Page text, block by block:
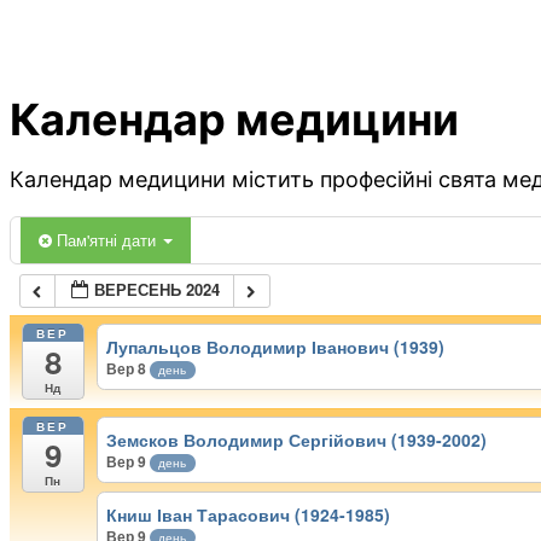
Календар медицини
Календар медицини містить професійні свята
Пам'ятні дати
ВЕРЕСЕНЬ 2024
ВЕР
8
Нд
Лупальцов Володимир Іванович (1939)
Вер 8 день
ВЕР
9
Пн
Земсков Володимир Сергійович (1939-2002)
Вер 9 день
Книш Іван Тарасович (1924-1985)
Вер 9 день